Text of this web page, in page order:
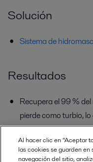
Solución
Sistema de
Resultados
Recupera el 99 %
pierde como turbio,
energía y agua
Al hacer clic en “Aceptar
las cookies se guarden
navegación del sitio,